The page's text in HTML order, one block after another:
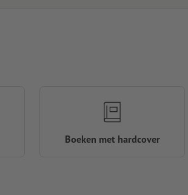
Boeken met hardcover